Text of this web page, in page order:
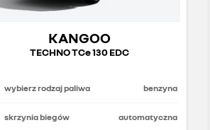
KANGOO
TECHNO TCe 130 EDC
wybierz rodzaj paliwa benzyna
skrzynia biegów automatyczna